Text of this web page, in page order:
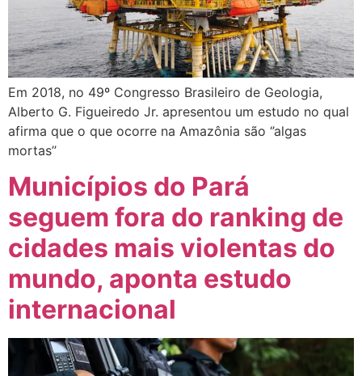
Em 2018, no 49º Congresso Brasileiro de Geologia,
Alberto G. Figueiredo Jr. apresentou um estudo no qual
afirma que o que ocorre na Amazônia são ‘’algas
mortas’’
Municípios do Pará
seguem fora do ranking de
cidades mais violentas do
mundo, aponta estudo
internacional